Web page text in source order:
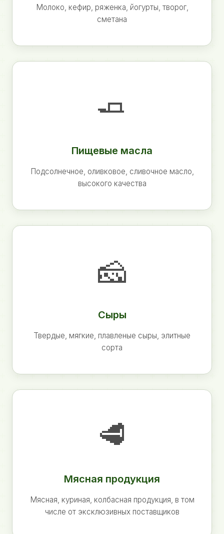
Молоко, кефир, ряженка, йогурты, творог,
сметана
🧈
Пищевые масла
Подсолнечное, оливковое, сливочное масло,
высокого качества
🧀
Сыры
Твердые, мягкие, плавленые сыры, элитные
сорта
🥩
Мясная продукция
Мясная, куриная, колбасная продукция, в том
числе от эксклюзивных поставщиков